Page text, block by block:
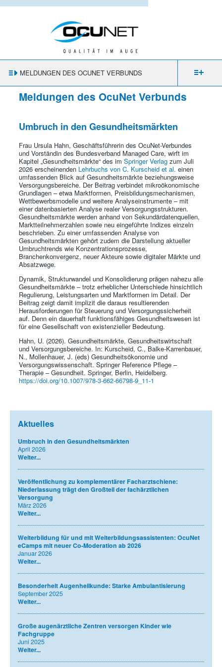
MELDUNGEN DES OCUNET VERBUNDS
Meldungen des OcuNet Verbunds
Umbruch in den Gesundheitsmärkten
Frau Ursula Hahn, Geschäftsführerin des OcuNet-Verbundes
und Vorständin des Bundesverband Managed Care, wirft im
Kapitel „Gesundheitsmärkte“ des im Springer Verlag zum Juli
2026 erscheinenden Lehrbuchs von C. Kurscheid et al. einen
umfassenden Blick auf Gesundheitsmärkte beziehungsweise
Versorgungsbereiche. Der Beitrag verbindet mikroökonomische
Grundlagen – etwa Marktformen, Preisbildungsmechanismen,
Wettbewerbsmodelle und weitere Analyseinstrumente – mit
einer datenbasierten Analyse realer Versorgungsstrukturen.
Gesundheitsmärkte werden anhand von Sekundärdatenquellen,
Marktteilnehmerzahlen sowie neu eingeführte Indizes einzeln
beschrieben. Zu einer umfassenden Analyse von
Gesundheitsmärkten gehört zudem die Darstellung aktueller
Umbruchtrends wie Konzentrationsprozesse,
Branchenkonvergenz, neuer Akteure sowie digitaler Märkte und
Absatzwege.
Dynamik, Strukturwandel und Konsolidierung prägen nahezu alle
Gesundheitsmärkte – trotz erheblicher Unterschiede hinsichtlich
Regulierung, Leistungsarten und Marktformen im Detail. Der
Beitrag zeigt damit implizit die daraus resultierenden
Herausforderungen für Steuerung und Versorgungssicherheit
auf. Denn ein dauerhaft funktionsfähiges Gesundheitswesen ist
für eine Gesellschaft von existenzieller Bedeutung.
Hahn, U. (2026). Gesundheitsmärkte, Gesundheitswirtschaft
und Versorgungsbereiche. In: Kurscheid, C., Balke-Karrenbauer,
N., Mollenhauer, J. (eds) Gesundheitsökonomie und
Versorgungswissenschaft. Springer Reference Pflege –
Therapie – Gesundheit. Springer, Berlin, Heidelberg.
https://doi.org/10.1007/978-3-662-66798-9_11-1
Aktuelles
Umbruch in den Gesundheitsmärkten
April 2026
Weiter...
Veröffentlichung zu komplementärer Facharztschiene:
Niederlassung trägt den Großteil der fachärztlichen
Versorgung
März 2026
Weiter...
Weiterbildung für und mit Weiterbildungsassistenten: OcuNet
eCamps mit neuer Co-Moderation ab 2026
Januar 2026
Weiter...
Besonderheit Augenheilkunde: Starke Ambulantisierung
September 2025
Weiter...
Große augenärztliche Zentren versorgen Kinder wie
Fachgruppe
Juni 2025
Weiter...